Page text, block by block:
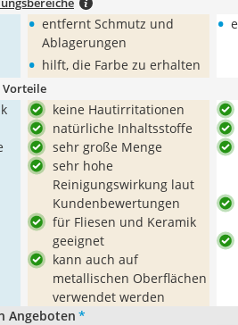
• entfernt Schmutz und
Ablagerungen
• hilft, die Farbe zu erhalten
•
Vorteile
keine Hautirritationen
natürliche Inhaltsstoffe
sehr große Menge
sehr hohe
Reinigungswirkung laut
Kundenbewertungen
für Fliesen und Keramik
geeignet
kann auch auf
metallischen Oberflächen
verwendet werden
Angeboten *